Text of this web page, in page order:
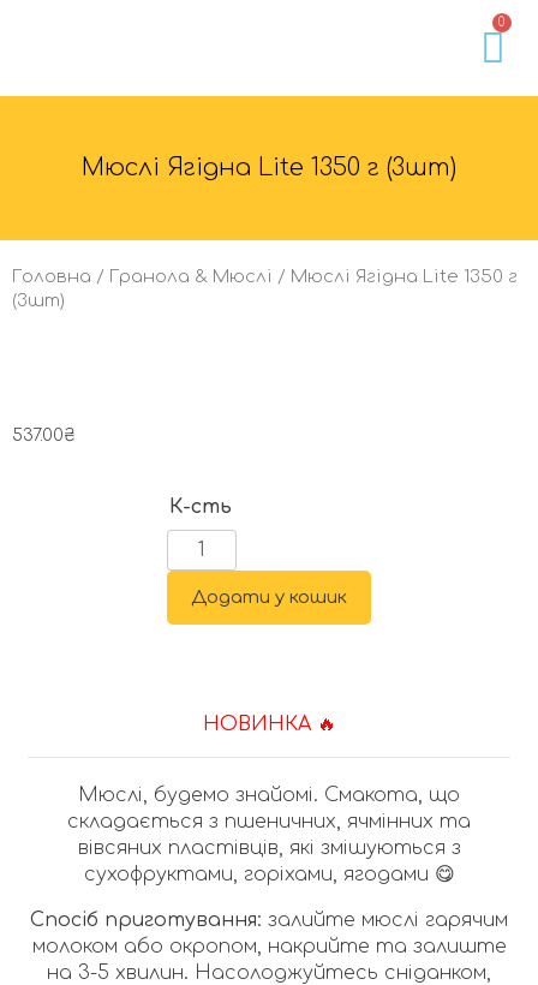
0
Мюслі Ягідна Lite 1350 г (3шт)
Головна / Гранола & Мюслі / Мюслі Ягідна Lite 1350 г
(3шт)
537.00₴
К-сть
Додати у кошик
НОВИНКА 🔥
Мюслі, будемо знайомі. Смакота, що
складається з пшеничних, ячмінних та
вівсяних пластівців, які змішуються з
сухофруктами, горіхами, ягодами 😋
Спосіб приготування: залийте мюслі гарячим
молоком або окропом, накрийте та залиште
на 3-5 хвилин. Насолоджуйтесь сніданком,